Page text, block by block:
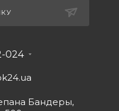
024
Бандеры,